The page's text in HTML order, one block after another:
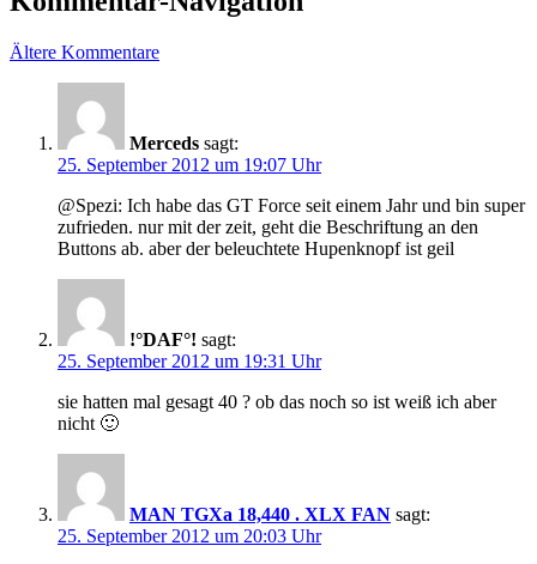
Ältere Kommentare
Merceds sagt:
25. September 2012 um 19:07 Uhr
@Spezi: Ich habe das GT Force seit einem Jahr und bin super
zufrieden. nur mit der zeit, geht die Beschriftung an den
Buttons ab. aber der beleuchtete Hupenknopf ist geil
!°DAF°! sagt:
25. September 2012 um 19:31 Uhr
sie hatten mal gesagt 40 ? ob das noch so ist weiß ich aber
nicht 🙂
MAN TGXa 18,440 . XLX FAN sagt:
25. September 2012 um 20:03 Uhr